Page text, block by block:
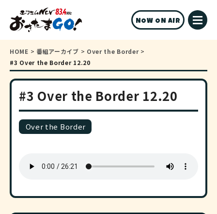
NOW ON AIR
HOME > 番組アーカイブ > Over the Border>
#3 Over the Border 12.20
#3 Over the Border 12.20
Over the Border